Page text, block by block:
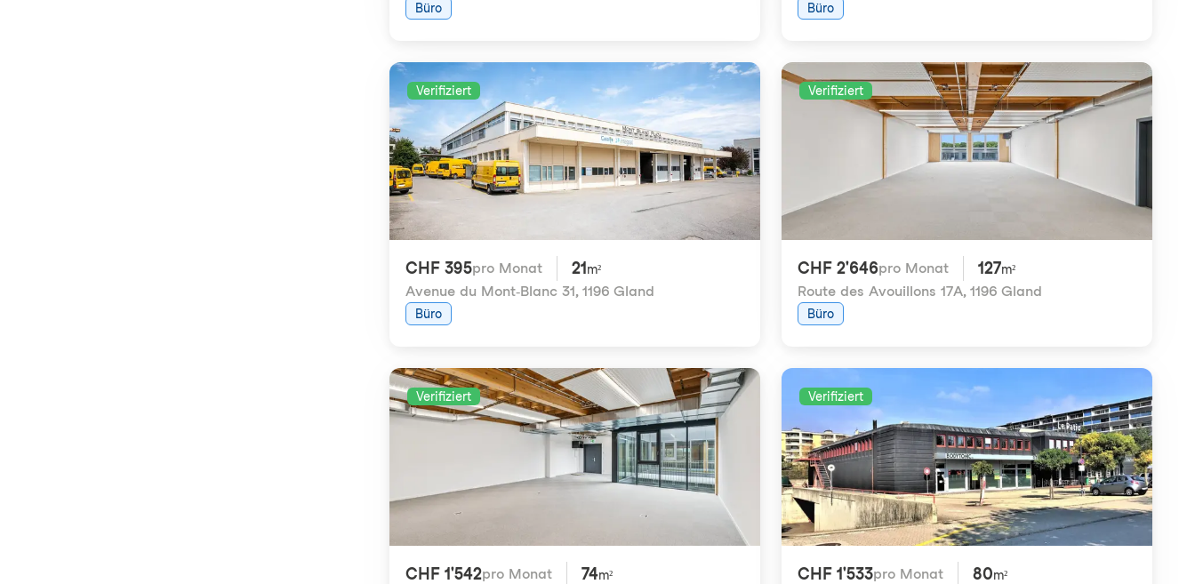
Büro Büro
Verifiziert
CHF 395pro Monat 21 m²
Avenue du Mont-Blanc 31, 1196 Gland
Büro
Verifiziert
CHF 2'646pro Monat 127m²
Route des Avouillons 17A, 1196 Gland
Büro
Verifiziert
CHF 1'542pro Monat 74m²
Verifiziert
CHF 1'533pro Monat 80m²